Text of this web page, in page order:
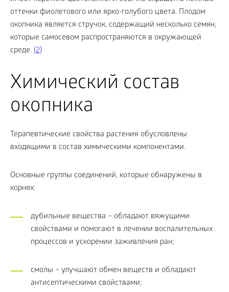
оттенки фиолетового или ярко-голубого цвета. Плодом
окопника является стручок, содержащий несколько семян,
которые самосевом распространяются в окружающей
среде. (2)
Химический состав
окопника
Терапевтические свойства растения обусловлены
входящими в состав химическими компонентами.
Основные группы соединений, которые обнаружены в
корнях:
дубильные вещества – обладают вяжущими
свойствами и помогают в лечении воспалительных
процессов и ускорении заживления ран;
смолы – улучшают обмен веществ и обладают
антисептическими свойствами;